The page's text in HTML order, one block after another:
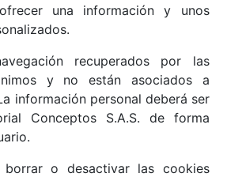
una información y unos
recuperados por las
y no están asociados a
información personal deberá ser
Conceptos S.A.S. de forma
o desactivar las cookies